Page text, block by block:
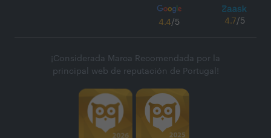
4.4/5 4.7/5
¡Considerada Marca Recomendada por la
principal web de reputación de Portugal!